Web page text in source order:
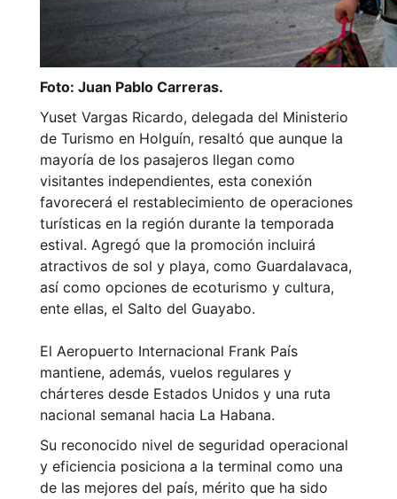
Foto: Juan Pablo Carreras.
Yuset Vargas Ricardo, delegada del Ministerio
de Turismo en Holguín, resaltó que aunque la
mayoría de los pasajeros llegan como
visitantes independientes, esta conexión
favorecerá el restablecimiento de operaciones
turísticas en la región durante la temporada
estival. Agregó que la promoción incluirá
atractivos de sol y playa, como Guardalavaca,
así como opciones de ecoturismo y cultura,
ente ellas, el Salto del Guayabo.
El Aeropuerto Internacional Frank País
mantiene, además, vuelos regulares y
chárteres desde Estados Unidos y una ruta
nacional semanal hacia La Habana.
Su reconocido nivel de seguridad operacional
y eficiencia posiciona a la terminal como una
de las mejores del país, mérito que ha sido